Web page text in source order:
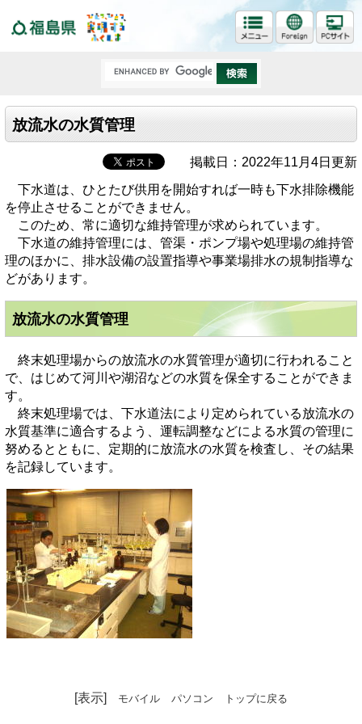
放流水の水質管理
掲載日：2022年11月4日更新
下水道は、ひとたび供用を開始すれば一時も下水排除機能
を停止させることができません。
このため、常に適切な維持管理が求められています。
下水道の維持管理には、管渠・ポンプ場や処理場の維持管
理のほかに、排水設備の設置指導や事業場排水の規制指導な
どがあります。
放流水の水質管理
終末処理場からの放流水の水質管理が適切に行われること
で、はじめて河川や湖沼などの水質を保全することができま
す。
終末処理場では、下水道法により定められている放流水の
水質基準に適合するよう、運転調整などによる水質の管理に
努めるとともに、定期的に放流水の水質を検査し、その結果
を記録しています。
[表示] モバイル パソコン トップに戻る